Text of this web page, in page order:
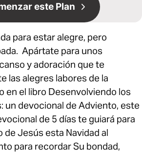
este Plan
para estar alegre, pero
Apártate para unos
y adoración que te
las alegres labores de la
en el libro Desenvolviendo los
un devocional de Adviento, este
de 5 días te guiará para
de Jesús esta Navidad al
para recordar Su bondad,